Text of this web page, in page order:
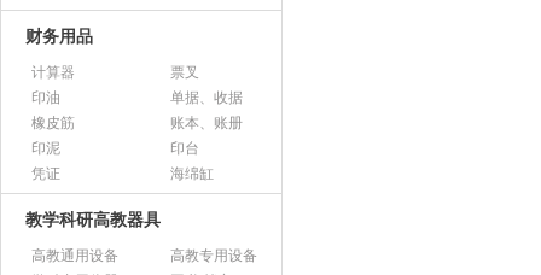
财务用品
计算器
票叉
印油
单据、收据
橡皮筋
账本、账册
印泥
印台
凭证
海绵缸
教学科研高教器具
高教通用设备
高教专用设备